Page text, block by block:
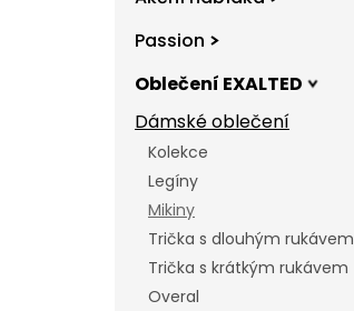
Passion
Oblečení EXALTED
Dámské oblečení
Kolekce
Legíny
Mikiny
Trička s dlouhým rukávem
Trička s krátkým rukávem
Overal